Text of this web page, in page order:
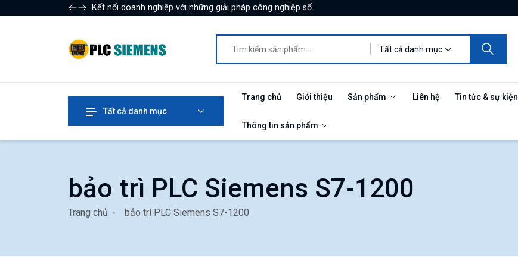
Kết nối doanh nghiệp với những giải pháp công nghiệp số.
Tất cả danh mục
Tất cả danh mục
Trang chủ Giới thiệu Sản phẩm Liên hệ Tin tức & sự kiện
Thông tin sản phẩm
bảo trì PLC Siemens S7-1200
Trang chủ bảo trì PLC Siemens S7-1200